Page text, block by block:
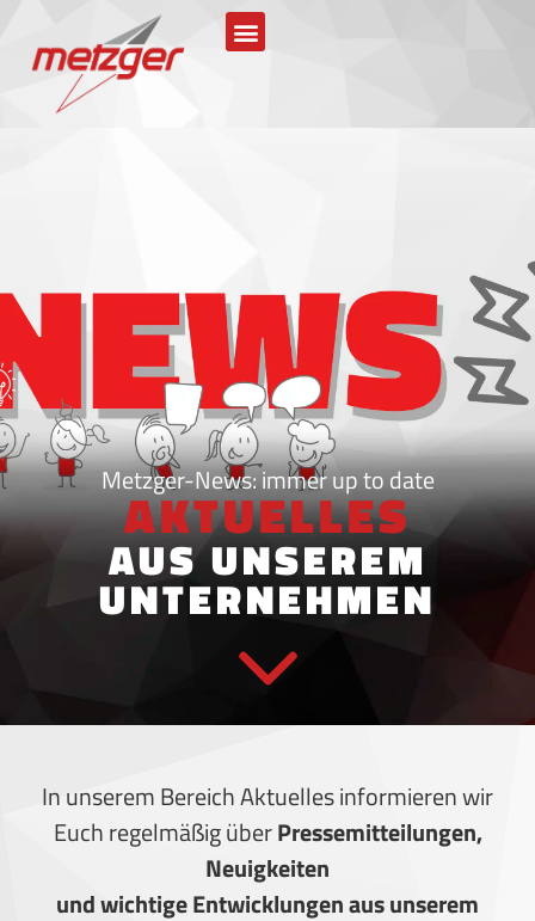
Metzger-News: immer up to date
AKTUELLES
AUS UNSEREM
UNTERNEHMEN
In unserem Bereich Aktuelles informieren wir
Euch regelmäßig überPressemitteilungen,
Neuigkeiten
und wichtige Entwicklungen aus unserem